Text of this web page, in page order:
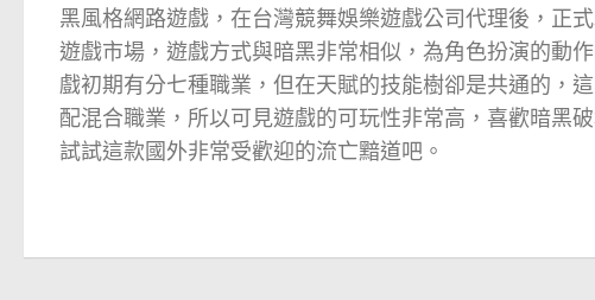
黑風格網路遊戲，在台灣競舞娛樂遊戲公司代理後，正
遊戲市場，遊戲方式與暗黑非常相似，為角色扮演的動
戲初期有分七種職業，但在天賦的技能樹卻是共通的，
配混合職業，所以可見遊戲的可玩性非常高，喜歡暗黑
試試這款國外非常受歡迎的流亡黯道吧。